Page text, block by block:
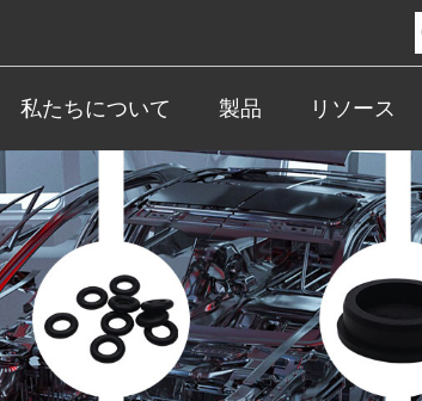
私たちについて 製品 リソース